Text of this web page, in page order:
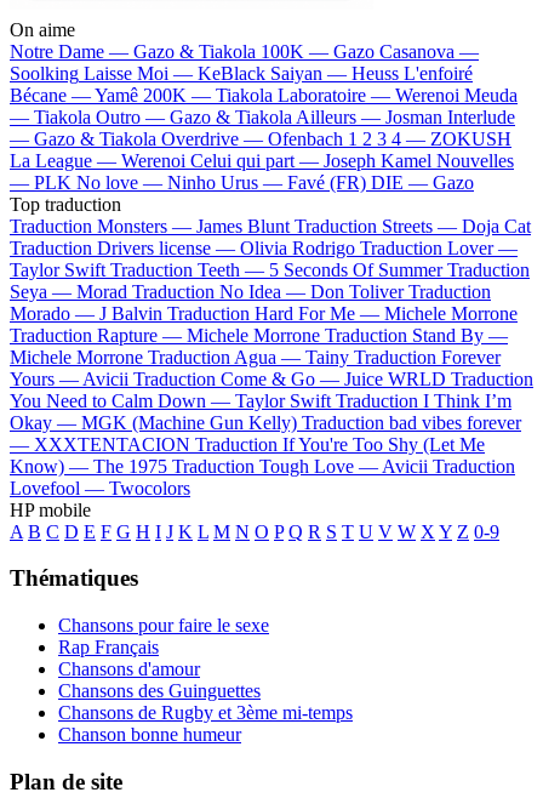
On aime
Notre Dame — Gazo & Tiakola 100K — Gazo Casanova —
Soolking Laisse Moi — KeBlack Saiyan — Heuss L'enfoiré
Bécane —Yamê 200K — Tiakola Laboratoire — Werenoi Meuda
— Tiakola Outro — Gazo & Tiakola Ailleurs — Josman Interlude
— Gazo & Tiakola Overdrive — Ofenbach 1 2 3 4 — ZOKUSH
La League — Werenoi Celui qui part — Joseph Kamel Nouvelles
— PLK No love — Ninho Urus — Favé (FR) DIE — Gazo
Top traduction
Traduction Monsters — James Blunt Traduction Streets — Doja Cat
Traduction Drivers license — Olivia Rodrigo Traduction Lover —
Taylor Swift Traduction Teeth — 5 Seconds Of Summer Traduction
Seya — Morad Traduction No Idea — Don Toliver Traduction
Morado — J Balvin Traduction Hard For Me — Michele Morrone
Traduction Rapture — Michele Morrone Traduction Stand By —
Michele Morrone Traduction Agua — Tainy Traduction Forever
Yours — Avicii Traduction Come & Go — Juice WRLD Traduction
You Need to Calm Down — Taylor Swift Traduction I Think I’m
Okay — MGK (Machine Gun Kelly) Traduction bad vibes forever
— XXXTENTACION Traduction If You're Too Shy (Let Me
Know) — The 1975 Traduction Tough Love — Avicii Traduction
Lovefool — Twocolors
HP mobile
A B C D E F G H I J K L M N O P Q R S T U V W X Y Z 0-9
Thématiques
Chansons pour faire le sexe
Rap Français
Chansons d'amour
Chansons des Guinguettes
Chansons de Rugby et 3ème mi-temps
Chanson bonne humeur
Plan de site